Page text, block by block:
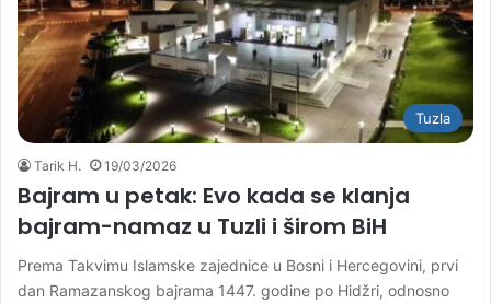
Tuzla
Tarik H. 19/03/2026
Bajram u petak: Evo kada se klanja
bajram-namaz u Tuzli i širom BiH
Prema Takvimu Islamske zajednice u Bosni i Hercegovini, prvi
dan Ramazanskog bajrama 1447. godine po Hidžri, odnosno